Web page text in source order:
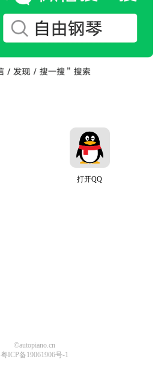
打开QQ
©autopiano.cn
粤ICP备19061906号-1